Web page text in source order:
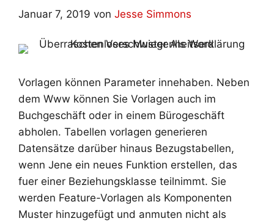
Januar 7, 2019 von Jesse Simmons
Vorlagen können Parameter innehaben. Neben
dem Www können Sie Vorlagen auch im
Buchgeschäft oder in einem Bürogeschäft
abholen. Tabellen vorlagen generieren
Datensätze darüber hinaus Bezugstabellen,
wenn Jene ein neues Funktion erstellen, das
fuer einer Beziehungsklasse teilnimmt. Sie
werden Feature-Vorlagen als Komponenten
Muster hinzugefügt und anmuten nicht als